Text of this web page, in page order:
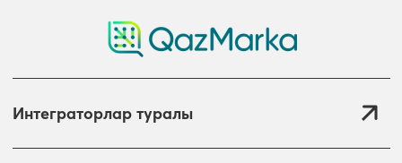
Интеграторлар туралы